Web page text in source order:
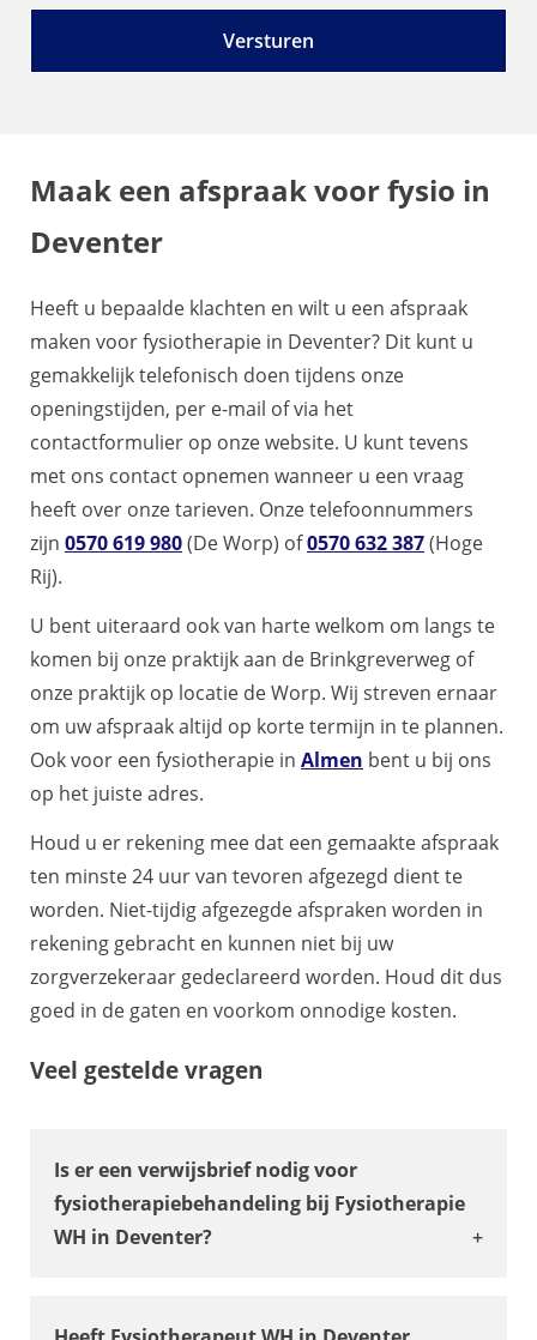
Maak een afspraak voor fysio in
Deventer
Heeft u bepaalde klachten en wilt u een afspraak
maken voor fysiotherapie in Deventer? Dit kunt u
gemakkelijk telefonisch doen tijdens onze
openingstijden, per e-mail of via het
contactformulier op onze website. U kunt tevens
met ons contact opnemen wanneer u een vraag
heeft over onze tarieven. Onze telefoonnummers
zijn 0570 619 980(De Worp) of0570 632 387(Hoge
Rij).
U bent uiteraard ook van harte welkom om langs te
komen bij onze praktijk aan de Brinkgreverweg of
onze praktijk op locatie de Worp. Wij streven ernaar
om uw afspraak altijd op korte termijn in te plannen.
Ook voor een fysiotherapie in Almen bent u bij ons
op het juiste adres.
Houd u er rekening mee dat een gemaakte afspraak
ten minste 24 uur van tevoren afgezegd dient te
worden. Niet-tijdig afgezegde afspraken worden in
rekening gebracht en kunnen niet bij uw
zorgverzekeraar gedeclareerd worden. Houd dit dus
goed in de gaten en voorkom onnodige kosten.
Veel gestelde vragen
Is er een verwijsbrief nodig voor
fysiotherapiebehandeling bij Fysiotherapie
WH in Deventer?